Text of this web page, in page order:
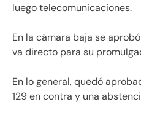
luego telecomunicaciones.
En la cámara baja se
va directo para su
En lo general, quedó
129 en contra y una